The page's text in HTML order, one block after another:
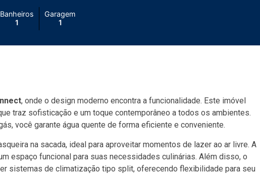
Banheiros
1
Garagem
1
, onde o design moderno encontra a funcionalidade. Este imóvel
traz sofisticação e um toque contemporâneo a todos os ambientes.
você garante água quente de forma eficiente e conveniente.
na sacada, ideal para aproveitar momentos de lazer ao ar livre. A
espaço funcional para suas necessidades culinárias. Além disso, o
sistemas de climatização tipo split, oferecendo flexibilidade para seu